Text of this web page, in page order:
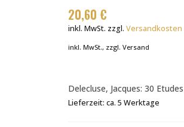
20,60 €
inkl. MwSt. zzgl. Versandkosten
inkl. MwSt., zzgl. Versand
Delecluse, Jacques: 30
Lieferzeit: ca. 5 Werktage